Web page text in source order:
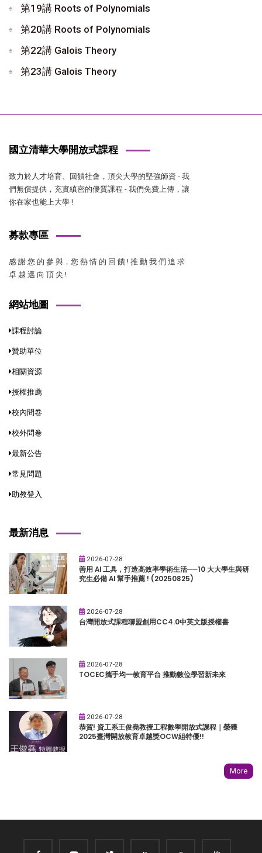
第19講 Roots of Polynomials
第20講 Roots of Polynomials
第22講 Galois Theory
第23講 Galois Theory
國立清華大學開放式課程
致力於人才培育、回饋社會，頂尖大學的堅強師資 - 我
們無償提供，充實縝密的優質課程 - 我們免費上傳，讓
你在家也能上大學 !
募款專區
感 謝 您 的 參 與，您 熱 情 的 回 饋 ! 推 動 我 們 追 求
卓 越 邁 向 頂 尖 !
網站地圖
課程討論
贊助單位
相關資源
授權推薦
校內問卷
校外問卷
最新公告
常見問題
助教登入
最新消息
2026-07-28
善用 AI 工具，打造高效率學術生活──10 大大學生與研
究生必備 AI 幫手推薦 ! (20250825)
2026-07-28
台灣開放式課程聯盟創用CC4.0中英文版授權書
2026-07-28
TOCEC攜手均一教育平台 推動數位學習新未來
2026-07-28
恭賀! 資工系王俊堯教授工程數學開放式課程｜榮獲
2025臺灣開放教育卓越獎OCW組特優!!
More